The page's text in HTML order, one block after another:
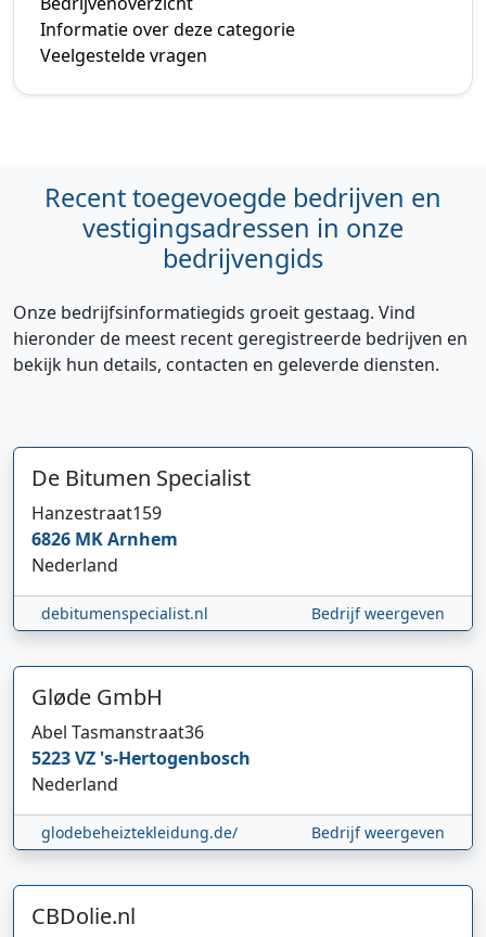
Informatie over deze categorie
Veelgestelde vragen
Recent toegevoegde bedrijven en
vestigingsadressen in onze
bedrijvengids
Onze bedrijfsinformatiegids groeit gestaag. Vind
hieronder de meest recent geregistreerde bedrijven en
bekijk hun details, contacten en geleverde diensten.
De Bitumen Specialist
Hanzestraat159
6826 MKArnhem
Nederland
debitumenspecialist.nl Bedrijf weergeven
Gløde GmbH
Abel Tasmanstraat36
5223 VZ 's-Hertogenbosch
Nederland
glodebeheiztekleidung.de/ Bedrijf weergeven
CBDolie.nl